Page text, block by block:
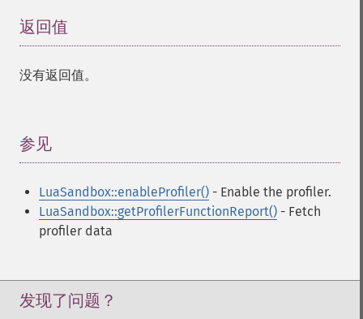
返回值
没有返回值。
参见
LuaSandbox::enableProfiler() - Enable the profiler.
LuaSandbox::getProfilerFunctionReport() - Fetch
profiler data
发现了问题？